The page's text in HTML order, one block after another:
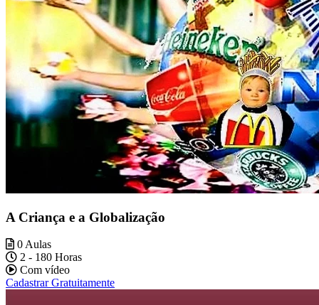
A Criança e a Globalização
0 Aulas
2 - 180 Horas
Com vídeo
Cadastrar Gratuitamente